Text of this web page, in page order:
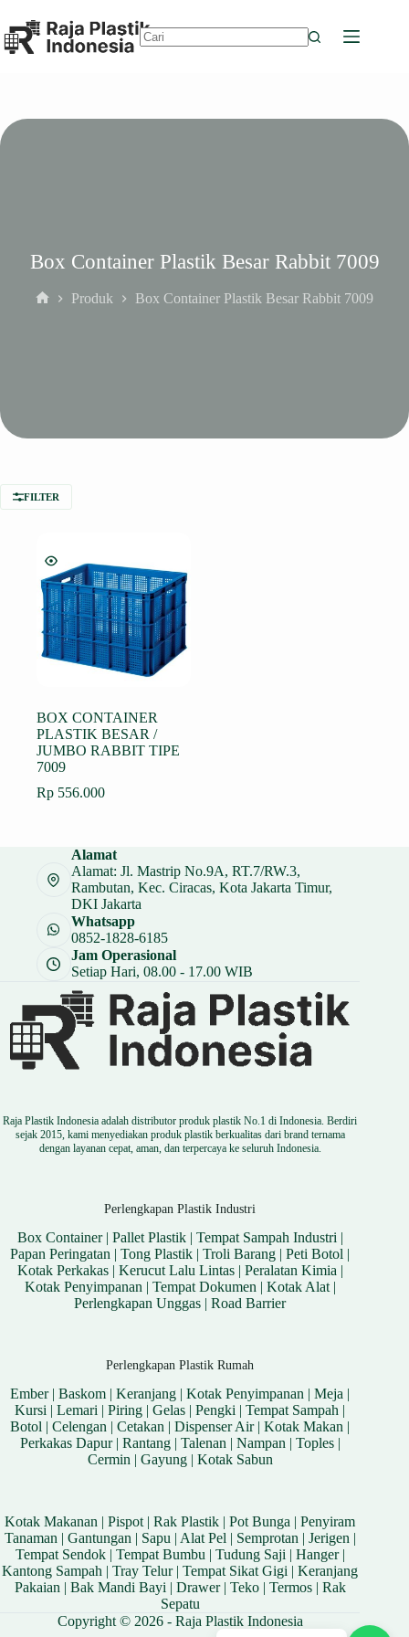
to
content
Box Container Plastik Besar Rabbit 7009
Produk Box Container Plastik Besar Rabbit 7009
FILTER
BOX CONTAINER
PLASTIK BESAR /
JUMBO RABBIT TIPE
7009
Rp 556.000
Alamat
Alamat: Jl. Mastrip No.9A, RT.7/RW.3,
Rambutan, Kec. Ciracas, Kota Jakarta Timur,
DKI Jakarta
Whatsapp
0852-1828-6185
Jam Operasional
Setiap Hari, 08.00 - 17.00 WIB
Raja Plastik Indonesia adalah distributor produk plastik No.1 di Indonesia. Berdiri
sejak 2015, kami menyediakan produk plastik berkualitas dari brand ternama
dengan layanan cepat, aman, dan terpercaya ke seluruh Indonesia.
Perlengkapan Plastik Industri
Box Container| Pallet Plastik| Tempat Sampah Industri |
Papan Peringatan |Tong Plastik |Troli Barang |Peti Botol |
Kotak Perkakas| Kerucut Lalu Lintas| Peralatan Kimia |
Kotak Penyimpanan | Tempat Dokumen | Kotak Alat|
Perlengkapan Unggas |Road Barrier
Perlengkapan Plastik Rumah
Ember|Baskom |Keranjang |Kotak Penyimpanan |Meja |
Kursi |Lemari |Piring |Gelas |Pengki |Tempat Sampah |
Botol |Celengan |Cetakan |Dispenser Air|Kotak Makan |
Perkakas Dapur| Rantang| Talenan| Nampan| Toples|
Cermin| Gayung| Kotak Sabun
Kotak Makanan |Pispot|Rak Plastik |Pot Bunga |Penyiram
Tanaman| Gantungan| Sapu| Alat Pel| Semprotan| Jerigen|
Tempat Sendok| Tempat Bumbu| Tudung Saji| Hanger|
Kantong Sampah |Tray Telur|Tempat Sikat Gigi |Keranjang
Pakaian| Bak Mandi Bayi| Drawer| Teko| Termos| Rak
Sepatu
Copyright © 2026 - Raja Plastik Indonesia